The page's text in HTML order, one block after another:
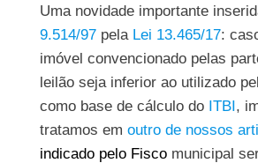
Uma novidade importante
9.514/97pela Lei 13.465/17:
imóvel convencionado pelas
leilão seja inferior ao utilizado
como base de cálculo do ITBI,
tratamos em outro de nossos
indicado pelo Fisco municipal